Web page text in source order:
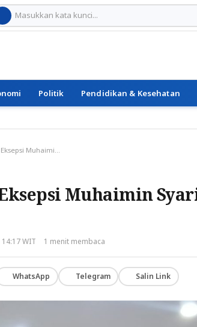
Politik Pendidikan & Kesehatan
PN Ternate Tolak Eksepsi Muhaimin Syarif dalam Kasus Suap
Muhaimin
WIT 1 menit membaca
WhatsApp Telegram Salin Link